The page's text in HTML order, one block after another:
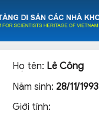
Họ tên: Lê Công
Năm sinh: 28/11/1993
Giới tính: